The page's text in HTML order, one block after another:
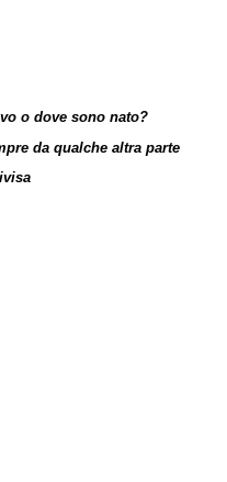
o dove sono nato?
da qualche altra parte